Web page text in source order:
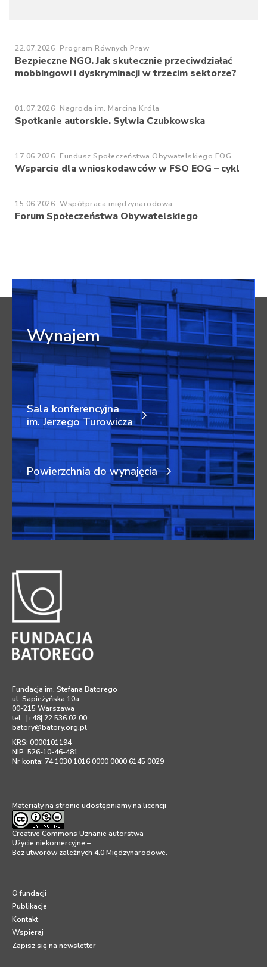
22.07.2026 Program Równych Praw
Bezpieczne NGO. Jak skutecznie przeciwdziałać
mobbingowi i dyskryminacji w trzecim sektorze?
01.07.2026 Nagroda im. Marcina Króla
Spotkanie autorskie. Sylwia Czubkowska
17.06.2026 Fundusz Społeczeństwa Obywatelskiego EOG
Wsparcie dla wnioskodawców w FSO EOG – cykl
15.06.2026 Współpraca międzynarodowa
Forum Społeczeństwa Obywatelskiego
Fundacja im. Stefana Batorego
ul. Sapieżyńska 10a
00-215 Warszawa
tel.: |+48| 22 536 02 00
batory@batory.org.pl
KRS: 0000101194
NIP: 526-10-46-481
Nr konta: 74 1030 1016 0000 0000 6145 0029
Materiały na stronie udostępniamy na licencji
Creative Commons Uznanie autorstwa –
Użycie niekomercyjne –
Bez utworów zależnych 4.0 Międzynarodowe.
O fundacji
Publikacje
Kontakt
Wspieraj
Zapisz się na newsletter
Wynajem
Sala konferencyjna
im. Jerzego Turowicza
Powierzchnia do wynajęcia